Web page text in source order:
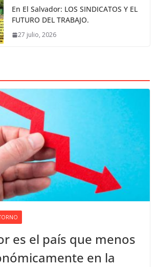
En El Salvador: LOS SINDICATOS Y EL
FUTURO DEL TRABAJO.
27 julio, 2026
es el país que menos
en la